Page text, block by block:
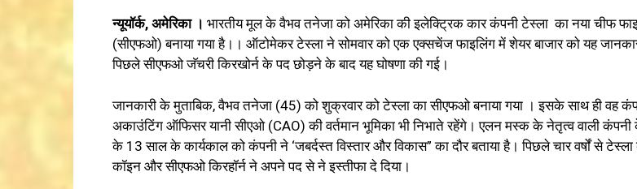
न्यूयॉर्क, अमेरिका । भारतीय मूल के वैभव तनेजा को अमेरिका की इलेक्ट्रिक कार कंपनी टेस्ला का नया चीफ
(सीएफओ) बनाया गया है।। ऑटोमेकर टेस्ला ने सोमवार को एक एक्सचेंज फाइलिंग में शेयर बाजार को यह
पिछले सीएफओ जॅचरी किरखोर्न के पद छोड़ने के बाद यह घोषणा की गई।
जानकारी के मुताबिक, वैभव तनेजा (45) को शुक्रवार को टेस्ला का सीएफओ बनाया गया । इसके साथ ही वह
अकाउंटिंग ऑफिसर यानी सीएओ (CAO) की वर्तमान भूमिका भी निभाते रहेंगे। एलन मस्क के नेतृत्व वाली कंपनी
के 13 साल के कार्यकाल को कंपनी ने ‘जबर्दस्त विस्तार और विकास” का दौर बताया है। पिछले चार वर्षों से
कॉइन और सीएफओ किरहॉर्न ने अपने पद से ने इस्तीफा दे दिया।